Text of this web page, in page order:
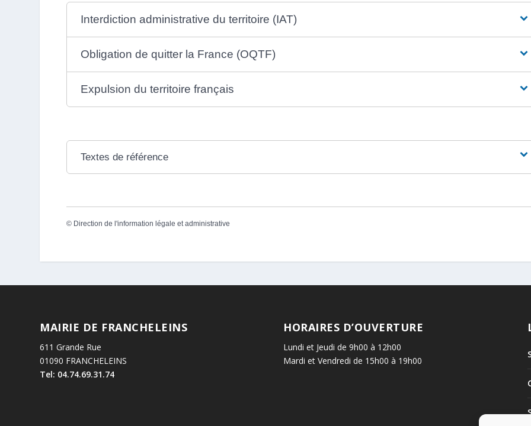
Interdiction administrative du territoire (IAT)
Obligation de quitter la France (OQTF)
Expulsion du territoire français
Textes de référence
© Direction de l'information légale et administrative
MAIRIE DE FRANCHELEINS
611 Grande Rue
01090 FRANCHELEINS
Tel: 04.74.69.31.74
HORAIRES D’OUVERTURE
Lundi et Jeudi de 9h00 à 12h00
Mardi et Vendredi de 15h00 à 19h00